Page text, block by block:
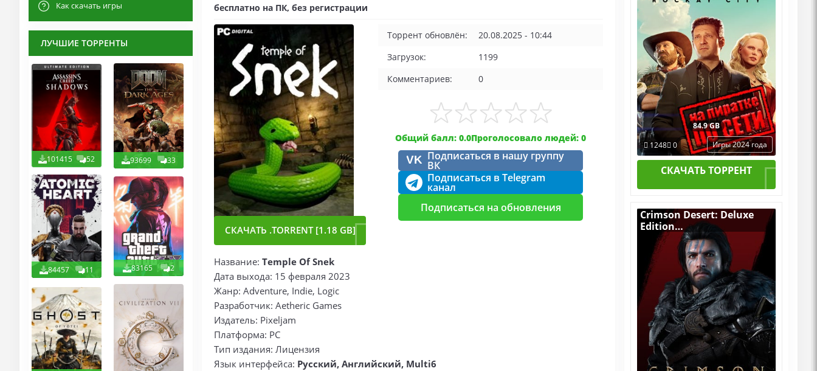
Как скачать игры
ЛУЧШИЕ ТОРРЕНТЫ
101415 52 93699 33
84457 11 83165 2
бесплатно на ПК, без регистрации
СКАЧАТЬ .TORRENT [1.18 GB]
Торрент обновлён:
20.08.2025 - 10:44
Загрузок:
1199
Комментариев:
0
Общий балл: 0.0Проголосовало людей: 0
VK Подписаться в нашу группу
ВК
Подписаться в Telegram
канал
Подписаться на обновления
Название: Temple Of Snek
Дата выхода: 15 февраля 2023
Жанр: Adventure, Indie, Logic
Разработчик: Aetheric Games
Издатель: Pixeljam
Платформа: PC
Тип издания: Лицензия
Язык интерфейса: Русский, Английский, Multi6
(Online по Сети)
84.9 GB
1248 0 Игры 2024 года
СКАЧАТЬ ТОРРЕНТ
Crimson Desert: Deluxe
Edition
v.1.00.02 (Build 22422931)
[RUS|ENG] (2026) PC
Пиратка Portable + All
DLCs